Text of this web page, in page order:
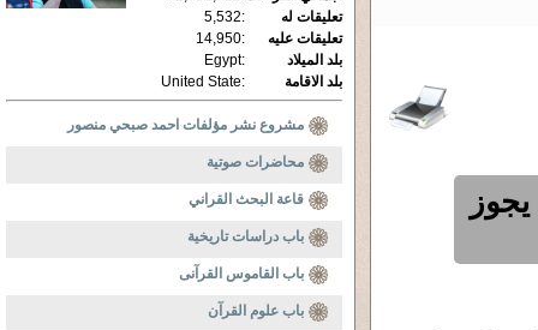
تعليقات له
:
5,532
تعليقات عليه
:
14,950
بلد الميلاد
:
Egypt
بلد الاقامة
:
United State
مشروع نشر مؤلفات احمد صبحي منصور
محاضرات صوتية
قاعة البحث القراني
باب دراسات تاريخية
باب القاموس القرآنى
باب علوم القرآن